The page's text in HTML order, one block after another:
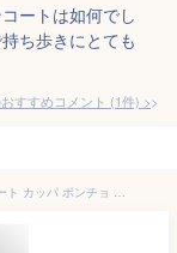
ートは如何でし
ち歩きにとても
すすめコメント (1件) >
【複数購入で3％OFF】カプセルカッパ レインコート カッパ ポンチョ 雨具 使い捨て カプセル収納 防水 コンパクトサイズ 持ち運び ストラップ ラッピング可